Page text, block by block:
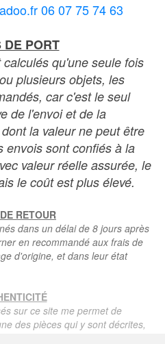
06 07 75 74 63
DE PORT
qu'une seule fois
plusieurs objets, les
car c'est le seul
de l'envoi et de la
la valeur ne peut être
envois sont confiés à la
valeur réelle assurée, le
le coût est plus élevé.
RETOUR
dans un délai de 8 jours après
en recommandé aux frais de
d'origine, et dans leur état
sur ce site me permet de
des pièces qui y sont décrites,
d'époque et authentiques,